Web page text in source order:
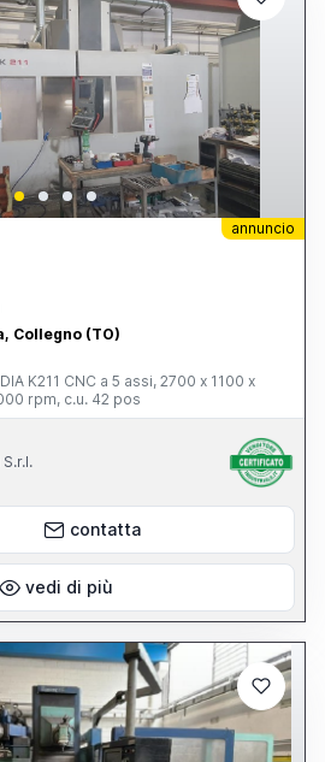
annuncio
Collegno (TO)
K211 CNC a 5 assi, 2700 x 1100 x
rpm, c.u. 42 pos
contatta
vedi di più